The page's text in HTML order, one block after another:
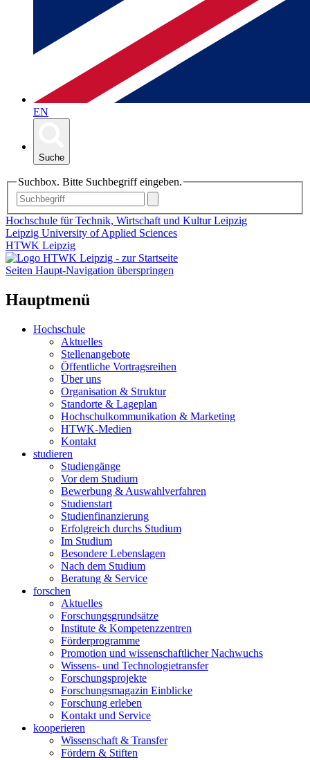
EN
Suche
Suchbox. Bitte Suchbegriff eingeben.
Hochschule für Technik, Wirtschaft und Kultur Leipzig
Leipzig University of Applied Sciences
HTWK Leipzig
Seiten Haupt-Navigation überspringen
Hauptmenü
Hochschule
Aktuelles
Stellenangebote
Öffentliche Vortragsreihen
Über uns
Organisation & Struktur
Standorte & Lageplan
Hochschulkommunikation & Marketing
HTWK-Medien
Kontakt
studieren
Studiengänge
Vor dem Studium
Bewerbung & Auswahlverfahren
Studienstart
Studienfinanzierung
Erfolgreich durchs Studium
Im Studium
Besondere Lebenslagen
Nach dem Studium
Beratung & Service
forschen
Aktuelles
Forschungsgrundsätze
Institute & Kompetenzzentren
Förderprogramme
Promotion und wissenschaftlicher Nachwuchs
Wissens- und Technologietransfer
Forschungsprojekte
Forschungsmagazin Einblicke
Forschung erleben
Kontakt und Service
kooperieren
Wissenschaft & Transfer
Fördern & Stiften